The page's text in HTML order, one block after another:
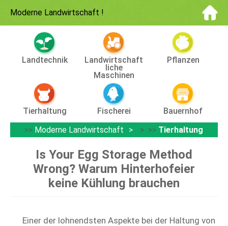
Moderne Landwirtschaft !
Landtechnik Landwirtschaft
Liche
Maschinen
Pflanzen
Tierhaltung Fischerei
Bauernhof
>> Moderne Landwirtschaft > >> Tierhaltung
Is Your Egg Storage Method
Wrong? Warum Hinterhofeier
keine Kühlung brauchen
Einer der lohnendsten Aspekte bei der Haltung von